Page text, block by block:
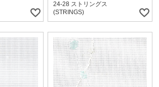
24-28 ストリングス
(STRINGS)